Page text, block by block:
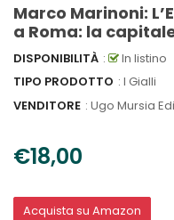
Marco Marinoni:
a Roma: la
DISPONIBILITÀ :
In listino
TIPO PRODOTTO : I Gialli
VENDITORE : Ugo Mursia
€18,00
Acquista su Amazon